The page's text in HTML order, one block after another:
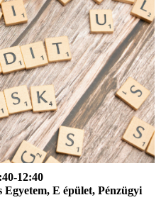
12:40
E épület, Pénzügyi